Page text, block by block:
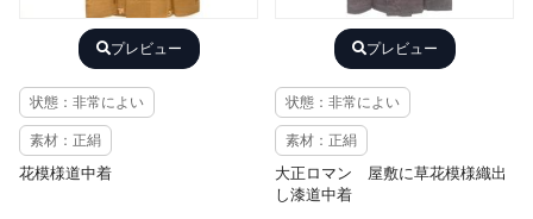
プレビュー
状態：非常によい
素材：正絹
花模様道中着
プレビュー
状態：非常によい
素材：正絹
大正ロマン 屋敷に草花模様織出
し漆道中着